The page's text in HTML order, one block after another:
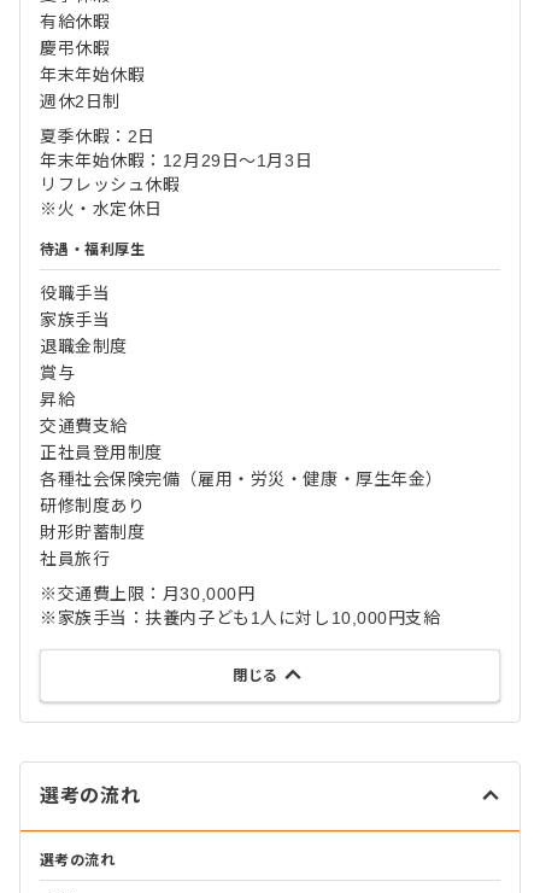
有給休暇
慶弔休暇
年末年始休暇
週休2日制
夏季休暇：2日
年末年始休暇：12月29日～1月3日
リフレッシュ休暇
※火・水定休日
待遇・福利厚生
役職手当
家族手当
退職金制度
賞与
昇給
交通費支給
正社員登用制度
各種社会保険完備（雇用・労災・健康・厚生年金）
研修制度あり
財形貯蓄制度
社員旅行
※交通費上限：月30,000円
※家族手当：扶養内子ども1人に対し10,000円支給
閉じる
選考の流れ
選考の流れ